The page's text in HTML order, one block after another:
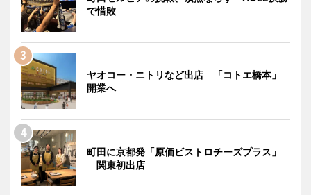
で惜敗
ヤオコー・ニトリなど出店 「コトエ橋本」
開業へ
町田に京都発「原価ビストロチーズプラス」
関東初出店